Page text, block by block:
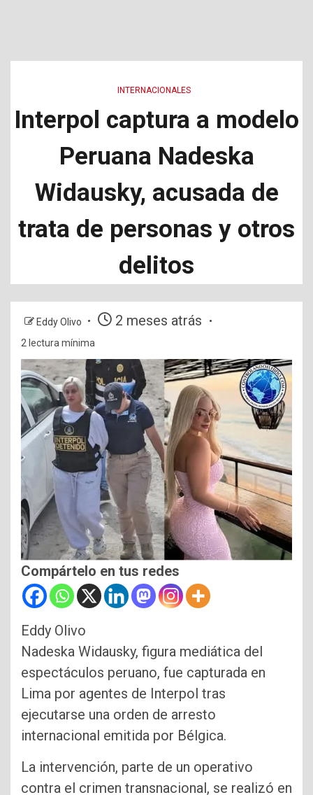
INTERNACIONALES
Interpol captura a modelo
Peruana Nadeska
Widausky, acusada de
trata de personas y otros
delitos
Eddy Olivo 2 meses atrás
2 lectura mínima
Compártelo en tus redes
Eddy Olivo
Nadeska Widausky, figura mediática del
espectáculos peruano, fue capturada en
Lima por agentes de Interpol tras
ejecutarse una orden de arresto
internacional emitida por Bélgica.
La intervención, parte de un operativo
contra el crimen transnacional, se realizó en